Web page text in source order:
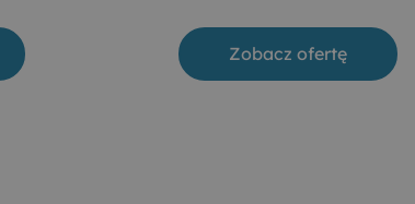
Zobacz ofertę